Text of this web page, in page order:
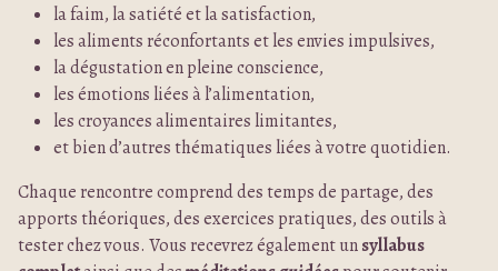
la faim, la satiété et la satisfaction,
les aliments réconfortants et les envies impulsives,
la dégustation en pleine conscience,
les émotions liées à l’alimentation,
les croyances alimentaires limitantes,
et bien d’autres thématiques liées à votre quotidien.
Chaque rencontre comprend des temps de partage, des
apports théoriques, des exercices pratiques, des outils à
tester chez vous. Vous recevrez également unsyllabus